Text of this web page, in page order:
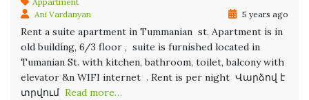
Ani Vardanyan
5 years ago
Rent a suite apartment in Tummanian st. Apartment is in
old building, 6/3 floor , suite is furnished located in
Tumanian St. with kitchen, bathroom, toilet, balcony with
elevator &n WIFI internet . Rent is per night Վարձով է
տրվում Read more…